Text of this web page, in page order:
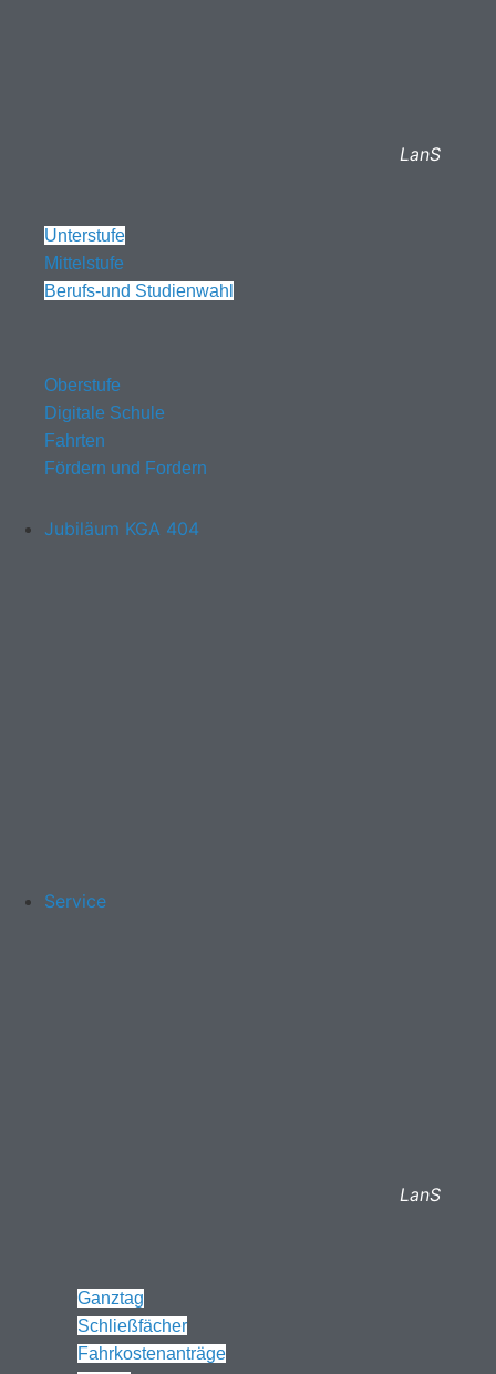
LanS
Unterstufe
Mittelstufe
Berufs-und Studienwahl
Oberstufe
Digitale Schule
Fahrten
Fördern und Fordern
Jubiläum KGA 404
Service
LanS
Ganztag
Schließfächer
Fahrkostenanträge